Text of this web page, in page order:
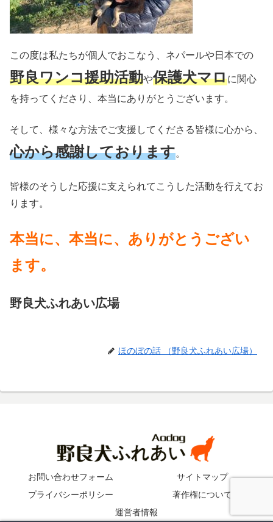
この度は私たちが個人でおこなう、ネパールや日本での
野良ワンコ援助活動や保護犬マロに関心
を持ってくださり、本当にありがとうございます。
そして、様々な方法でご支援してくださる皆様に心から、
心から感謝しております。
皆様のそうした応援に支えられてこうした活動を行えてお
ります。
本当に、本当に、ありがとうござい
ます。
野良犬ふれあい広場
ほのぼの話 （野良犬ふれあい広場）
お問い合わせフォーム
サイトマップ
プライバシーポリシー
著作権について
運営者情報